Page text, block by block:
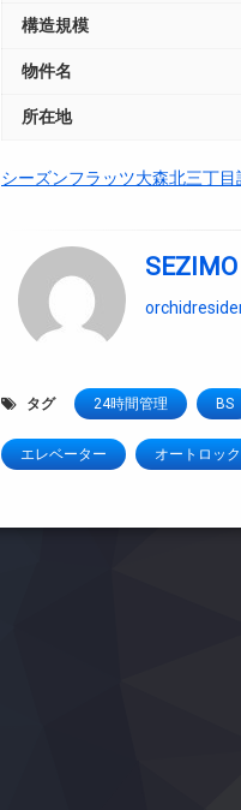
構造規模
物件名
所在地
シーズンフラッツ大森北三丁目
SEZIMO
タグ 24時間管理 BS
エレベーター オートロック